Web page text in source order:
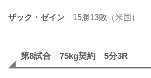
ザック・ゼイン 15勝13敗（米国）
第8試合 75kg契約 5分3R